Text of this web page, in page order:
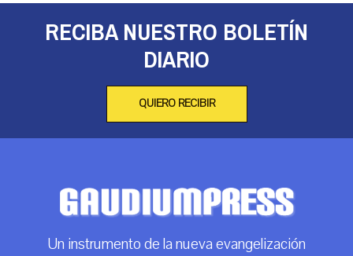
RECIBA NUESTRO BOLETÍN
DIARIO
QUIERO RECIBIR
Un instrumento de la nueva evangelización